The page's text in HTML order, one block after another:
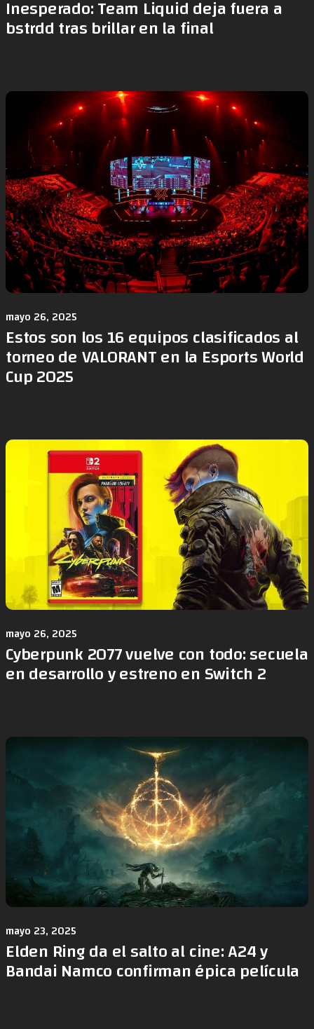
Inesperado: Team Liquid deja fuera a
bstrdd tras brillar en la final
mayo 26, 2025
Estos son los 16 equipos clasificados al
torneo de VALORANT en la Esports World
Cup 2025
mayo 26, 2025
Cyberpunk 2077 vuelve con todo: secuela
en desarrollo y estreno en Switch 2
mayo 23, 2025
Elden Ring da el salto al cine: A24 y
Bandai Namco confirman épica película